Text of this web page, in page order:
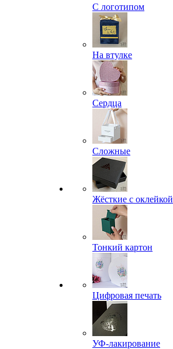
С логотипом
На втулке
Сердца
Сложные
Жёсткие с оклейкой
Тонкий картон
Цифровая печать
УФ-лакирование